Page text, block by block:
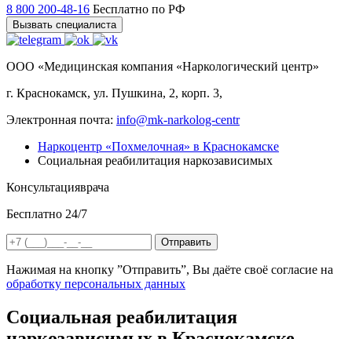
8 800 200-48-16 Бесплатно по РФ
Вызвать специалиста
ООО «Медицинская компания «Наркологический центр»
г. Краснокамск, ул. Пушкина, 2, корп. 3,
Электронная почта: info@mk-narkolog-centr
Наркоцентр «Похмелочная» в Краснокамске
Социальная реабилитация наркозависимых
Консультацияврача
Бесплатно 24/7
Отправить
Нажимая на кнопку ”Отправить”, Вы даёте своё согласие на
обработку персональных данных
Социальная реабилитация